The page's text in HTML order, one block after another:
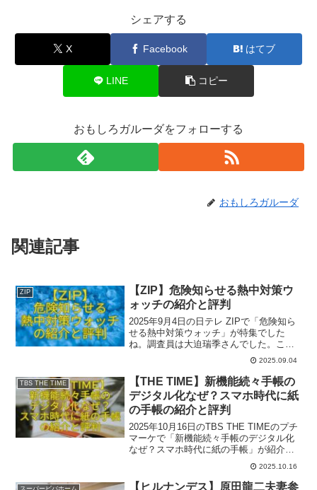
シェアする
X Facebook はてブ
LINE コピー
おもしろガルーダをフォローする
おもしろガルーダ
関連記事
ZIP
【ZIP】危険知らせる熱中対策ウ
ォッチの紹介と評判
2025年9月4日の日テレ ZIPで「危険知ら
せる熱中対策ウォッチ」が特集でした
ね。調査員は大迫瑞季さんでした。ここ
では番組内で出た商品のうち一部関連商
品を紹介いたします。参考になれば幸い
です。
2025.09.04
TBS THE TIME
【THE TIME】新機能続々手帳の
デジタル化なぜ？スマホ時代に紙
の手帳の紹介と評判
2025年10月16日のTBS THE TIMEのプチ
マーケで「新機能続々手帳のデジタル化
なぜ？スマホ時代に紙の手帳」が紹介さ
れましたね。ロケは渋谷ロフトでした。
ここでは番組内で出た一部関連商品のを
ご紹介いたします。参考になれば幸いで
2025.10.16
【ヒルナンデス】原田龍二夫妻参